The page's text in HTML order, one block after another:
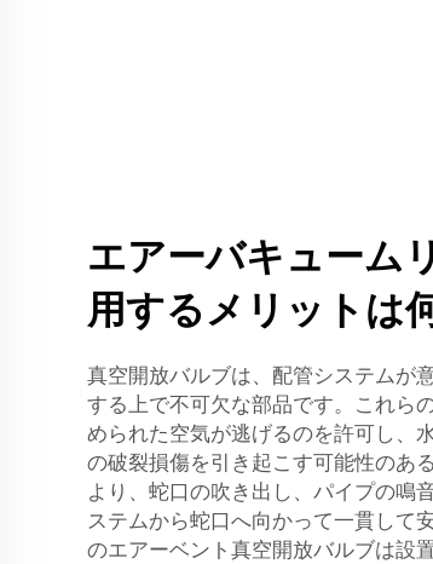
エアーバキューム
用するメリットは
真空開放バルブは、配管システムが
する上で不可欠な部品です。これら
められた空気が逃げるのを許可し、
の破裂損傷を引き起こす可能性のあ
より、蛇口の吹き出し、パイプの鳴
ステムから蛇口へ向かって一貫して
のエアーベント真空開放バルブは設